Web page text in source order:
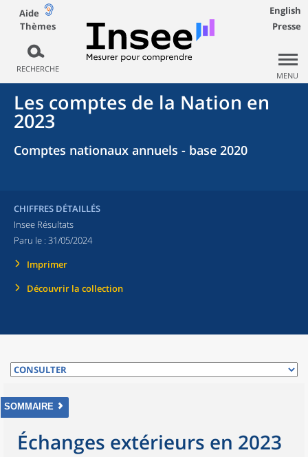
Aide
Thèmes
RECHERCHE
English
Presse
MENU
Les comptes de la Nation en
2023
Comptes nationaux annuels - base 2020
CHIFFRES DÉTAILLÉS
Insee Résultats
Paru le : 31/05/2024
Imprimer
Découvrir la collection
SOMMAIRE
Échanges extérieurs en 2023